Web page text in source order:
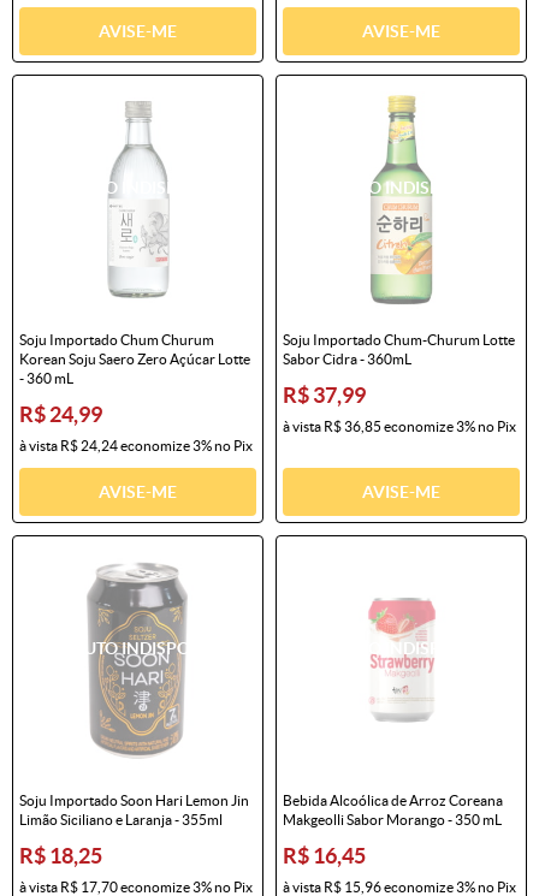
AVISE-ME AVISE-ME
Soju Importado Chum Churum
Korean Soju Saero Zero Açúcar Lotte
- 360 mL
R$ 24,99
à vista R$ 24,24economize3%no Pix
AVISE-ME
Soju Importado Chum-Churum Lotte
Sabor Cidra - 360mL
R$ 37,99
à vista R$ 36,85 economize3%no Pix
AVISE-ME
Soju Importado Soon Hari Lemon Jin
Limão Siciliano e Laranja - 355ml
R$ 18,25
à vista R$ 17,70economize3%no Pix
Bebida Alcoólica de Arroz Coreana
Makgeolli Sabor Morango - 350 mL
R$ 16,45
à vista R$ 15,96economize3%no Pix